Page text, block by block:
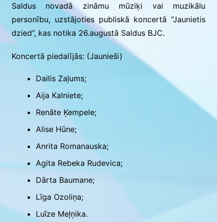
Saldus novadā zināmu mūziķi vai muzikālu
personību, uzstājoties publiskā koncertā “Jaunietis
dzied”, kas notika 26.augustā Saldus BJC.
Koncertā piedalījās: (Jaunieši)
Dailis Zaļums;
Aija Kalniete;
Renāte Ķempele;
Alise Hūne;
Anrita Romanauska;
Agita Rebeka Rudevica;
Dārta Baumane;
Līga Ozoliņa;
Luīze Meļņika.